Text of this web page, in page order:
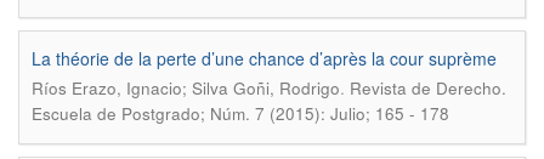
La théorie de la perte d’une chance d’après la cour suprème
Ríos Erazo, Ignacio; Silva Goñi, Rodrigo. Revista de Derecho.
Escuela de Postgrado; Núm. 7 (2015): Julio; 165 - 178